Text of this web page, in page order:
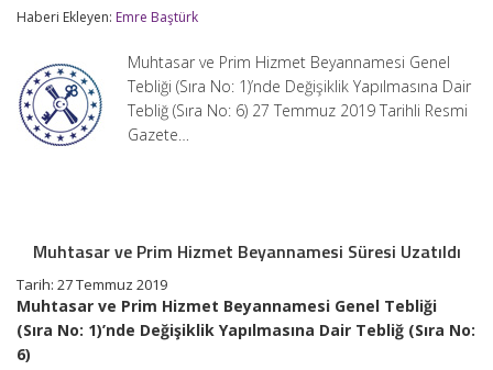
Beyannamesi
Uzatıldı
Haberi Ekleyen: Emre Baştürk
Muhtasar ve Prim Hizmet Beyannamesi Genel
Tebliği (Sıra No: 1)’nde Değişiklik Yapılmasına Dair
Tebliğ (Sıra No: 6) 27 Temmuz 2019 Tarihli Resmi
Gazete…
Muhtasar ve Prim Hizmet Beyannamesi Süresi Uzatıldı
Tarih: 27 Temmuz 2019
Muhtasar ve Prim Hizmet Beyannamesi Genel Tebliği
(Sıra No: 1)’nde Değişiklik Yapılmasına Dair Tebliğ (Sıra No:
6)